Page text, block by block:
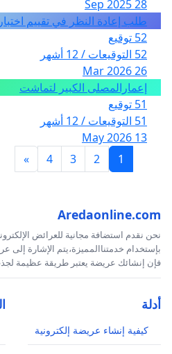
28 Sep 2025
طلب إعادة النظر في تقييم اختبار MAT240 ومنح Bonus
52 توقيع
52 التوقيعات / 12 أشهر
26 Mar 2026
إعمارالمصلى الكبير لتماشت
51 توقيع
51 التوقيعات / 12 أشهر
13 May 2026
1
2
3
4
»
Aredaonline.com
نحن نقدم استضافة مجانية للعرائض
بإستخدام خدمتناالمميزة،يتم الإشارة إلى
فإن إنشائك عريضة يعتبر طريقة عظيمة
أدلة
كيفية إنشاء عريضة إلكترونية